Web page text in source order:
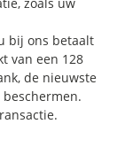
bij ons betaalt
van een 128
de nieuwste